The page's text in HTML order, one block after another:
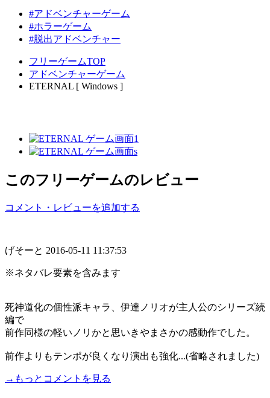
#アドベンチャーゲーム
#ホラーゲーム
#脱出アドベンチャー
フリーゲームTOP
アドベンチャーゲーム
ETERNAL [ Windows ]
このフリーゲームのレビュー
コメント・レビューを追加する
げそーと 2016-05-11 11:37:53
※ネタバレ要素を含みます
死神道化の個性派キャラ、伊達ノリオが主人公のシリーズ続
編で
前作同様の軽いノリかと思いきやまさかの感動作でした。
前作よりもテンポが良くなり演出も強化...(省略されました)
→もっとコメントを見る